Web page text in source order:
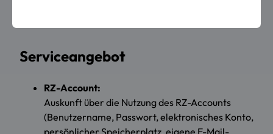
Serviceangebot
RZ-Account:
Auskunft über die Nutzung des RZ-Accounts
(Benutzername, Passwort, elektronisches Konto,